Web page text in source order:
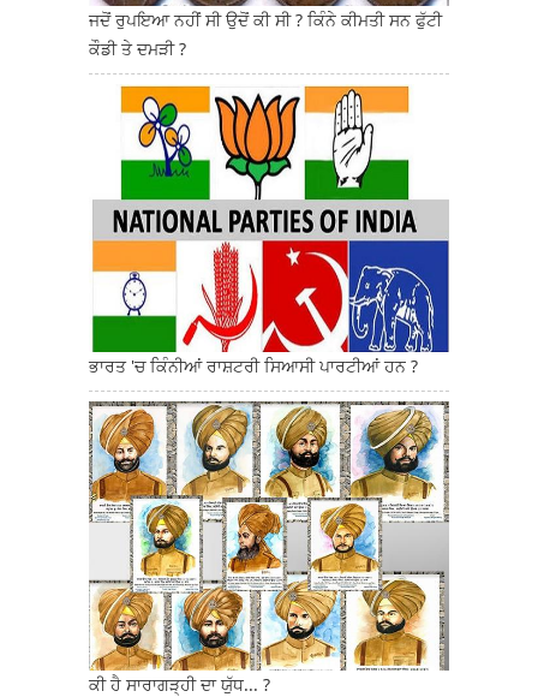
ਜਦੋਂ ਰੁਪਇਆ ਨਹੀਂ ਸੀ ਉਦੋਂ ਕੀ ਸੀ ? ਕਿੰਨੇ ਕੀਮਤੀ ਸਨ ਫੁੱਟੀ
ਕੌਡੀ ਤੇ ਦਮੜੀ ?
ਭਾਰਤ 'ਚ ਕਿੰਨੀਆਂ ਰਾਸ਼ਟਰੀ ਸਿਆਸੀ ਪਾਰਟੀਆਂ ਹਨ ?
ਕੀ ਹੈ ਸਾਰਾਗੜ੍ਹੀ ਦਾ ਯੁੱਧ... ?